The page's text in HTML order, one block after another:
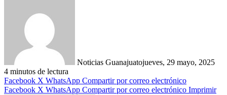
Noticias Guanajuatojueves, 29 mayo, 2025
4 minutos de lectura
Facebook X WhatsApp Compartir por correo electrónico
Facebook X WhatsApp Compartir por correo electrónico Imprimir